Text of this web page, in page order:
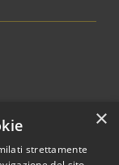
×
strettamente